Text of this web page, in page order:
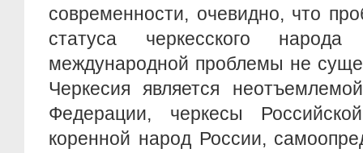
современности, очевидно, что
статуса черкесского
международной проблемы не
Черкесия является
Федерации, черкесы
коренной народ России,